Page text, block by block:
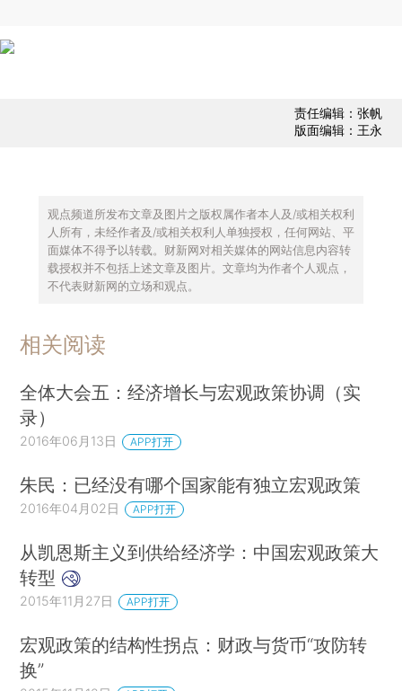
责任编辑：张帆
版面编辑：王永
观点频道所发布文章及图片之版权属作者本人及/或相关权利
人所有，未经作者及/或相关权利人单独授权，任何网站、平
面媒体不得予以转载。财新网对相关媒体的网站信息内容转
载授权并不包括上述文章及图片。文章均为作者个人观点，
不代表财新网的立场和观点。
相关阅读
全体大会五：经济增长与宏观政策协调（实
录）
2016年06月13日 APP打开
朱民：已经没有哪个国家能有独立宏观政策
2016年04月02日 APP打开
从凯恩斯主义到供给经济学：中国宏观政策大
转型
2015年11月27日 APP打开
宏观政策的结构性拐点：财政与货币“攻防转
换”